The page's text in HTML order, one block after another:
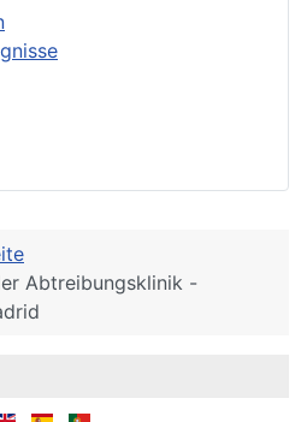
Abtreibungsklinik -